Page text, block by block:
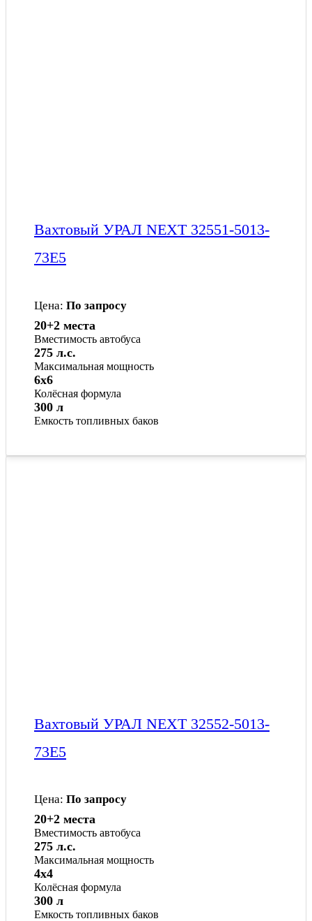
Вахтовый УРАЛ NEXT 32551-5013-
73Е5
Цена: По запросу
Вместимость автобуса
20+2 места
Максимальная мощность
275 л.с.
Колёсная формула
6x6
Емкость топливных баков
300 л
Вахтовый УРАЛ NEXT 32552-5013-
73Е5
Цена: По запросу
Вместимость автобуса
20+2 места
Максимальная мощность
275 л.с.
Колёсная формула
4x4
Емкость топливных баков
300 л